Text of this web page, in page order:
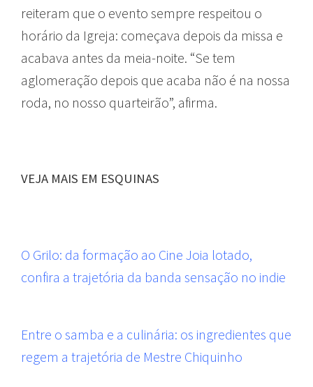
reiteram que o evento sempre respeitou o
horário da Igreja: começava depois da missa e
acabava antes da meia-noite. “Se tem
aglomeração depois que acaba não é na nossa
roda, no nosso quarteirão”, afirma.
VEJA MAIS EM ESQUINAS
O Grilo: da formação ao Cine Joia lotado,
confira a trajetória da banda sensação no indie
Entre o samba e a culinária: os ingredientes que
regem a trajetória de Mestre Chiquinho